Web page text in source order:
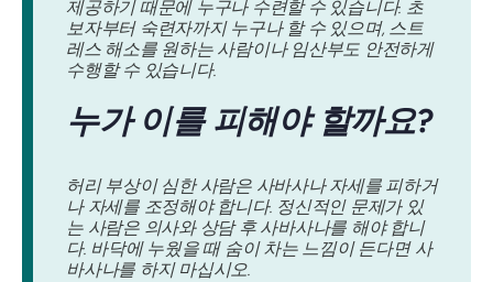
제공하기 때문에 누구나 수련할 수 있습니다. 초
보자부터 숙련자까지 누구나 할 수 있으며, 스트
레스 해소를 원하는 사람이나 임산부도 안전하게
수행할 수 있습니다.
누가 이를 피해야 할까요?
허리 부상이 심한 사람은 사바사나 자세를 피하거
나 자세를 조정해야 합니다. 정신적인 문제가 있
는 사람은 의사와 상담 후 사바사나를 해야 합니
다. 바닥에 누웠을 때 숨이 차는 느낌이 든다면 사
바사나를 하지 마십시오.